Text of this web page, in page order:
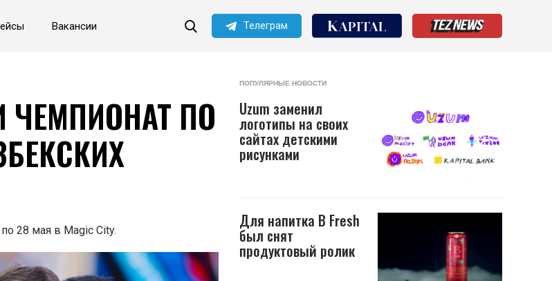
Вакансии Телеграм
Читайте главные новости
ЧЕМПИОНАТ ПО
28 мая в Magic City.
ПОПУЛЯРНЫЕ НОВОСТИ
Uzum заменил
логотипы на своих
сайтах детскими
рисунками
Для напитка B Fresh
был снят
продуктовый ролик